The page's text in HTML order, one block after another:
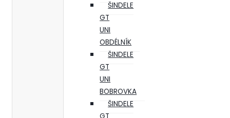
ŠINDELE
GT
UNI
OBDÉLNÍK
ŠINDELE
GT
UNI
BOBROVKA
ŠINDELE